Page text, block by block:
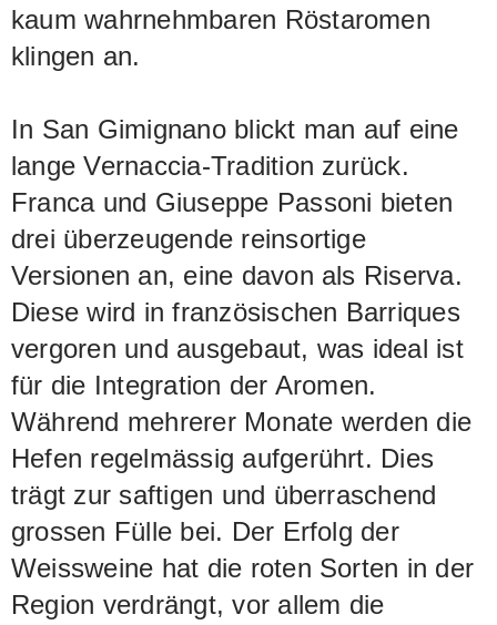
kaum wahrnehmbaren Röstaromen
klingen an.
In San Gimignano blickt man auf eine
lange Vernaccia-Tradition zurück.
Franca und Giuseppe Passoni bieten
drei überzeugende reinsortige
Versionen an, eine davon als Riserva.
Diese wird in französischen Barriques
vergoren und ausgebaut, was ideal ist
für die Integration der Aromen.
Während mehrerer Monate werden die
Hefen regelmässig aufgerührt. Dies
trägt zur saftigen und überraschend
grossen Fülle bei. Der Erfolg der
Weissweine hat die roten Sorten in der
Region verdrängt, vor allem die